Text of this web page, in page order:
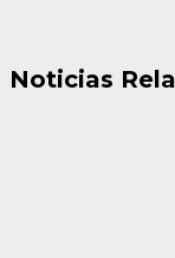
Noticias